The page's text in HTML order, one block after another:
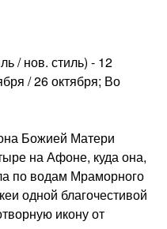
/ нов. стиль) - 12
/ 26 октября; Во
Божией Матери
на Афоне, куда она,
по водам Мраморного
одной благочестивой
икону от